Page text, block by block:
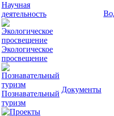
Научная
деятельность
Экологическое
просвещение
Познавательный
туризм
Документы